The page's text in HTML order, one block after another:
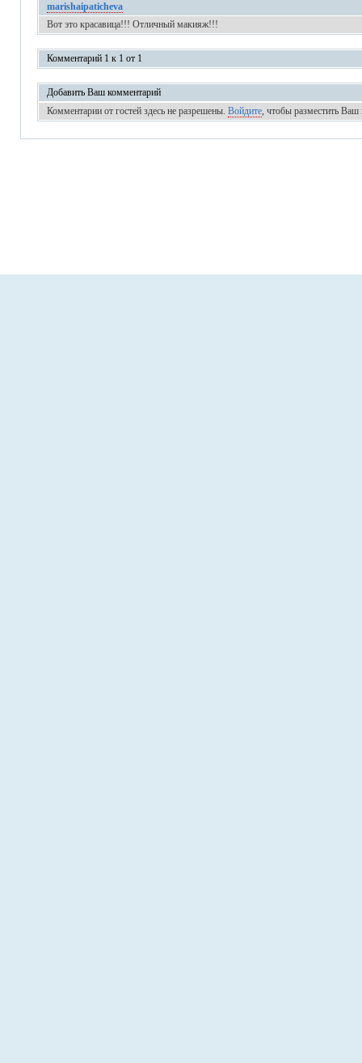
marishaipaticheva
Вот это красавица!!! Отличный макияж!!!
Комментарий 1 к 1 от 1
Добавить Ваш комментарий
Комментарии от гостей здесь не разрешены. Войдите, чтобы разместить Ваш